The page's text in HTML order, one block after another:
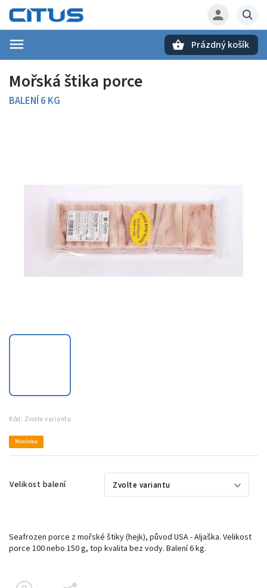
Prázdný košík
Mořská štika porce
BALENÍ 6 KG
Kód: Zvolte variantu
Novinka
Velikost balení
Seafrozen porce z mořské štiky (hejk), původ USA - Aljaška. Velikost
porce 100 nebo 150 g, top kvalita bez vody. Balení 6 kg.